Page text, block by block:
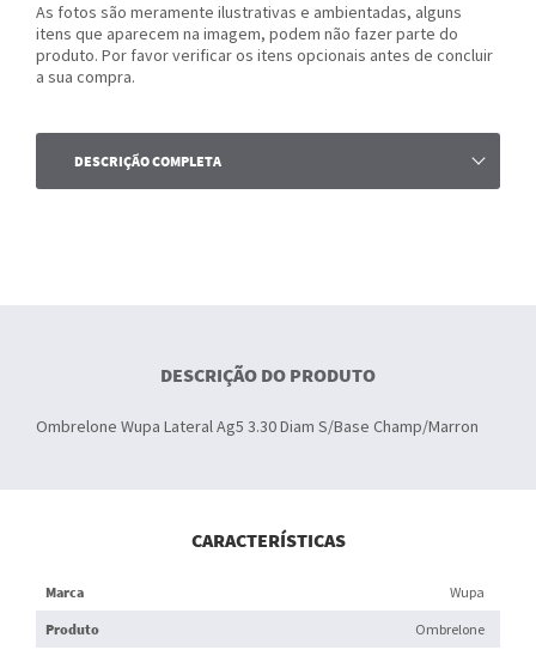
As fotos são meramente ilustrativas e ambientadas, alguns
itens que aparecem na imagem, podem não fazer parte do
produto. Por favor verificar os itens opcionais antes de concluir
a sua compra.
DESCRIÇÃO COMPLETA
DESCRIÇÃO DO PRODUTO
Ombrelone Wupa Lateral Ag5 3.30 Diam S/Base Champ/Marron
CARACTERÍSTICAS
Marca Wupa
Produto Ombrelone